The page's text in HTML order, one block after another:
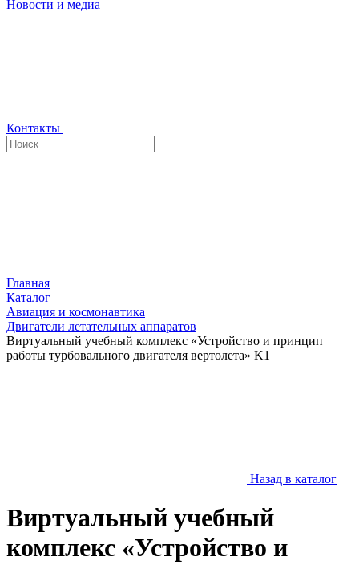
Новости и медиа
Контакты
Главная
Каталог
Авиация и космонавтика
Двигатели летательных аппаратов
Виртуальный учебный комплекс «Устройство и принцип
работы турбовального двигателя вертолета» K1
Назад в каталог
Виртуальный учебный
комплекс «Устройство и